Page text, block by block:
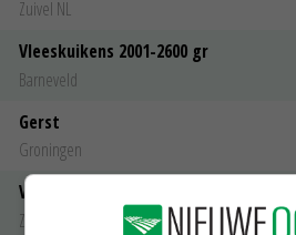
Zuivel NL
Vleeskuikens 2001-2600 gr
Barneveld
Gerst
Groningen
Volle melkpoeder
Zuivel NL